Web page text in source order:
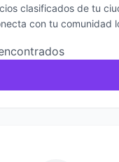
clasificados de tu
con tu comunidad